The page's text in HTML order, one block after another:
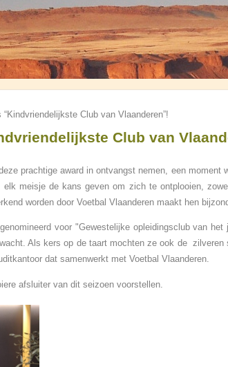
“Kindvriendelijkste Club van Vlaanderen”!
Club van
prachtige award in ontvangst nemen, een moment
meisje de kans geven om zich te ontplooien,
worden door Voetbal Vlaanderen maakt hen
voor "Gewestelijke opleidingsclub van
Als kers op de taart mochten ze ook de zilveren
dat samenwerkt met Voetbal Vlaanderen.
afsluiter van dit seizoen voorstellen.